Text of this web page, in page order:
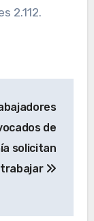
2.112.
de
solicitan